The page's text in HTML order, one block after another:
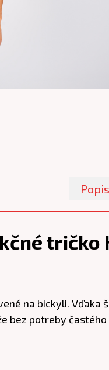
Popis
tričko
na bickyli.
potreby